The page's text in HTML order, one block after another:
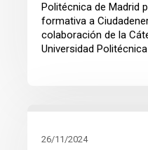
Politécnica de Madrid
formativa a
colaboración de la
Universidad
26/11/2024